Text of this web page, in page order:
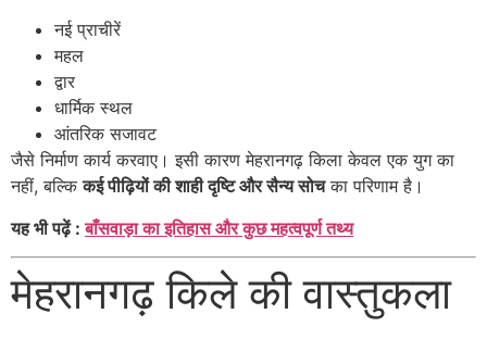
नई प्राचीरें
महल
द्वार
धार्मिक स्थल
आंतरिक सजावट
जैसे निर्माण कार्य करवाए। इसी कारण मेहरानगढ़ किला केवल एक युग का
नहीं, बल्किकई पीढ़ियों की शाही दृष्टि और सैन्य सोचका परिणाम है।
यह भी पढ़ें :बाँसवाड़ा का इतिहास और कुछ महत्वपूर्ण तथ्य
मेहरानगढ़ किले की वास्तुकला